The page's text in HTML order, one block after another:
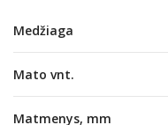
Medžiaga
Mato vnt.
Matmenys, mm